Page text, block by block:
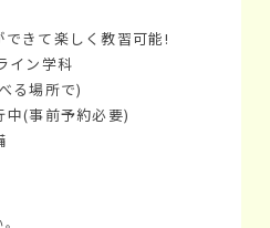
きて楽しく教習可能!
イン学科
る場所で)
(事前予約必要)